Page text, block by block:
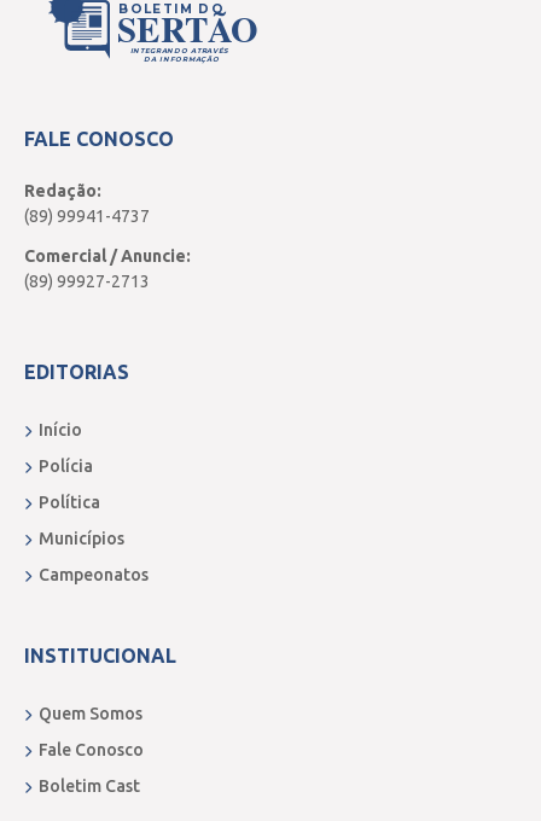
BOLETIM DO
SERTÃO
INTEGRANDO ATRAVÉS
DA INFORMAÇÃO
FALE CONOSCO
Redação:
(89) 99941-4737
Comercial / Anuncie:
(89) 99927-2713
EDITORIAS
Início
Polícia
Política
Municípios
Campeonatos
INSTITUCIONAL
Quem Somos
Fale Conosco
Boletim Cast